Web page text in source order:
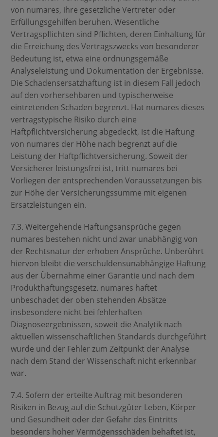
von numares, ihre gesetzliche Vertreter oder
Erfüllungsgehilfen beruhen. Wesentliche
Vertragspflichten sind Pflichten, deren Einhaltung für
die Erreichung des Vertragszwecks von besonderer
Bedeutung ist, etwa eine ordnungsgemäße
Analyseleistung und Dokumentation der Ergebnisse.
Die Schadensersatzhaftung ist in diesem Fall jedoch
auf den vorhersehbaren und typischerweise
eintretenden Schaden begrenzt. Hat numares dieses
vertragstypische Risiko durch eine
Haftpflichtversicherung abgedeckt, ist die Haftung
von numares der Höhe nach begrenzt auf die
Leistung der Haftpflichtversicherung. Soweit der
Versicherer leistungsfrei ist, tritt numares bei
Vorliegen der entsprechenden Voraussetzungen bis
zur Höhe der Versicherungssumme mit eigenen
Ersatzleistungen ein.
7.3. Weitergehende Haftungsansprüche gegen
numares bestehen nicht und zwar unabhängig von
der Rechtsnatur der erhoben Ansprüche. Unberührt
hiervon bleibt die verschuldensunabhängige Haftung
aus der Übernahme einer Garantie und nach dem
Produkthaftungsgesetz. numares haftet
unbeschadet der oben stehenden Absätze
insbesondere nicht bei fehlerhaften
Diagnoseergebnissen, soweit die Analytik nach
aktuellen wissenschaftlichen Standards durchgeführt
wurde und der Fehler zum Zeitpunkt der Analyse
nach dem Stand der Wissenschaft nicht erkennbar
war.
7.4. Sofern der erteilte Auftrag mit besonderen
Risiken in Bezug auf die Schutzgüter Leben, Körper
und Gesundheit oder der Gefahr des Eintritts
besonders hoher Vermögensschäden behaftet ist,